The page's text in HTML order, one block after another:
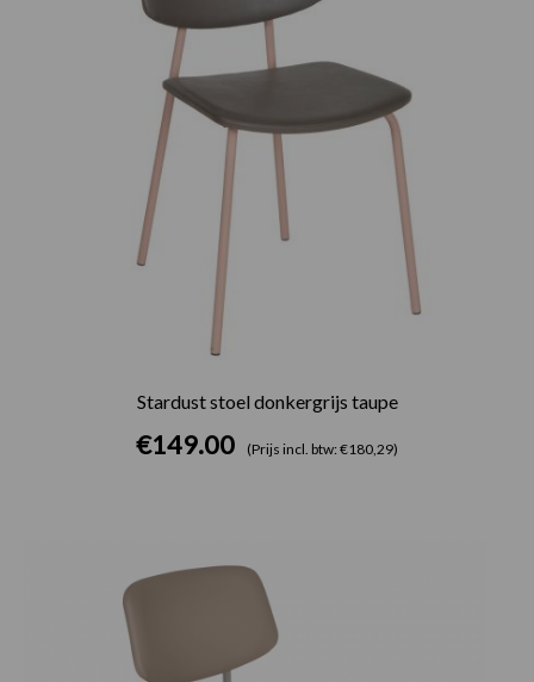
Stardust stoel donkergrijs taupe
€149.00 (Prijs incl. btw: €180,29)